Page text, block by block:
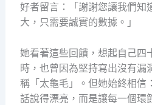
好者留言：「謝謝您讓我們知
大，只需要誠實的數據。」
她看著這些回饋，想起自己四
時，也曾因為堅持寫出沒有漏
稱「太龜毛」。但她始終相信
話說得漂亮，而是讓每一個環